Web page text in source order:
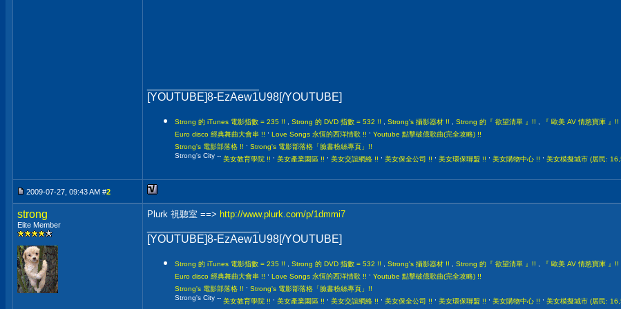
[YOUTUBE]8-EzAew1U98[/YOUTUBE]
Strong 的 iTunes 電影指數 = 235 !! Strong 的 DVD 指數 = 532 !! Strong's 攝影器材 !! Strong 的『 欲望清單 』!! 『 歐美 AV 情慾寶庫 』!!
Euro disco 經典舞曲大會串 !! , Love Songs 永恆的西洋情歌 !! , Youtube 點擊破億歌曲(完全攻略) !!
Strong's 電影部落格 !! , Strong's 電影部落格「臉書粉絲專頁」!!
Strong's City -- 美女教育學院 !! , 美女產業園區 !! , 美女交誼網絡 !! , 美女保全公司 !! , 美女環保聯盟 !! , 美女購物中心 !! , 美女模擬城市 (居民:
2009-07-27, 09:43 AM #2
strong
Elite Member
Plurk 視聽室 ==> http://www.plurk.com/p/1dmmi7
[YOUTUBE]8-EzAew1U98[/YOUTUBE]
Strong 的 iTunes 電影指數 = 235 !! Strong 的 DVD 指數 = 532 !! Strong's 攝影器材 !! Strong 的『 欲望清單 』!! 『 歐美 AV 情慾寶庫 』!!
Euro disco 經典舞曲大會串 !! , Love Songs 永恆的西洋情歌 !! , Youtube 點擊破億歌曲(完全攻略) !!
Strong's 電影部落格 !! , Strong's 電影部落格「臉書粉絲專頁」!!
Strong's City -- 美女教育學院 !! , 美女產業園區 !! , 美女交誼網絡 !! , 美女保全公司 !! , 美女環保聯盟 !! , 美女購物中心 !! , 美女模擬城市 (居民: